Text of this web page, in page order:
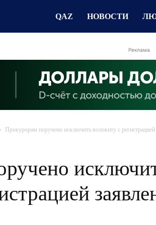
QAZ НОВОСТИ
Реклама
Прокурорам поручено исключить волокиту с